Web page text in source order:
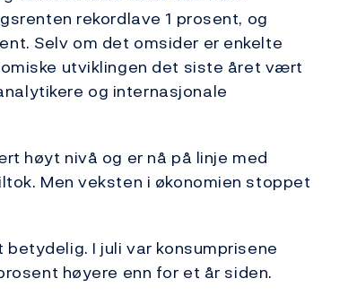
rekordlave 1 prosent, og
Selv om det omsider er enkelte
utviklingen det siste året vært
og internasjonale
høyt nivå og er nå på linje med
Men veksten i økonomien stoppet
I juli var konsumprisene
høyere enn for et år siden.